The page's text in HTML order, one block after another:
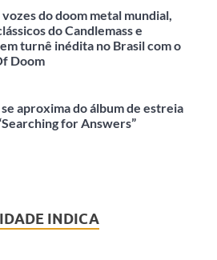
do doom metal mundial,
do Candlemass e
turnê inédita no Brasil com o
Doom
aproxima do álbum de estreia
for Answers”
INDICA